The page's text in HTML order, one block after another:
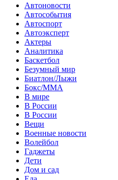
Автоновости
Автособытия
Автоспорт
Автоэксперт
Актеры
Аналитика
Баскетбол
Безумный мир
Биатлон/Лыжи
Бокс/MMA
В мире
В России
В России
Вещи
Военные новости
Волейбол
Гаджеты
Дети
Дом и сад